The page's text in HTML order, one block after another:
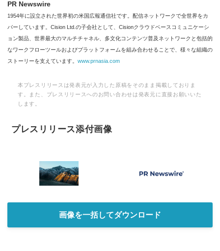
PR Newswire
1954年に設立された世界初の米国広報通信社です。配信ネットワークで全世界をカ
バーしています。Cision Ltd.の子会社として、Cisionクラウドベースコミュニケーシ
ョン製品、世界最大のマルチチャネル、多文化コンテンツ普及ネットワークと包括的
なワークフローツールおよびプラットフォームを組み合わせることで、様々な組織の
ストーリーを支えています。 www.prnasia.com
本プレスリリースは発表元が入力した原稿をそのまま掲載しておりま
す。また、プレスリリースへのお問い合わせは発表元に直接お願いいた
します。
プレスリリース添付画像
画像を一括してダウンロード